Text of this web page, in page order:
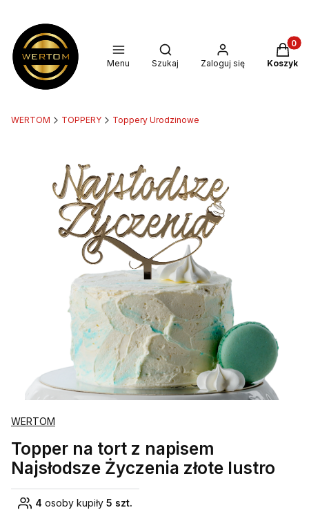
Menu
Otwórz wyszukiwarkę
Szukaj Zaloguj się Koszyk
WERTOM TOPPERY Toppery Urodzinowe
WERTOM
Topper na tort z napisem
Najsłodsze Życzenia złote lustro
4 osoby kupiły 5 szt.